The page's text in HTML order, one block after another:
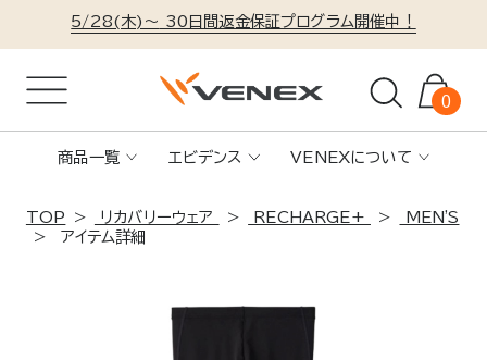
5/28(木)～ 30日間返金保証プログラム開催中！
0
商品一覧 エビデンス VENEXについて
TOP リカバリーウェア RECHARGE+
MEN'S
アイテム詳細